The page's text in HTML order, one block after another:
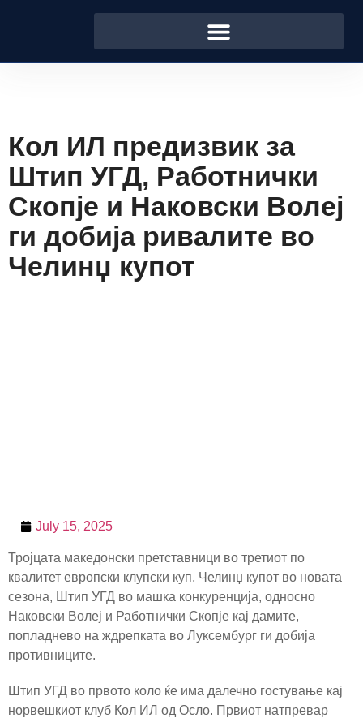
Кол ИЛ предизвик за
Штип УГД, Работнички
Скопје и Наковски Волеј
ги добија ривалите во
Челинџ купот
July 15, 2025
Тројцата македонски претставници во третиот по
квалитет европски клупски куп, Челинџ купот во новата
сезона, Штип УГД во машка конкуренција, односно
Наковски Волеј и Работнички Скопје кај дамите,
попладнево на ждрепката во Луксембург ги добија
противниците.
Штип УГД во првото коло ќе има далечно гостување кај
норвешкиот клуб Кол ИЛ од Осло. Првиот натпревар